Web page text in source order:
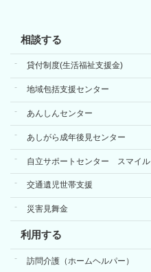
相談する
貸付制度(生活福祉支援金)
地域包括支援センター
あんしんセンター
あしがら成年後見センター
自立サポートセンター スマイル
交通遺児世帯支援
災害見舞金
利用する
訪問介護（ホームヘルパー）